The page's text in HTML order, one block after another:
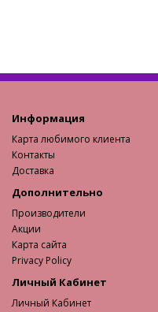
Информация
Карта любимого клиента
Контакты
Доставка
Дополнительно
Производители
Акции
Карта сайта
Privacy Policy
Личный Кабинет
Личный Кабинет